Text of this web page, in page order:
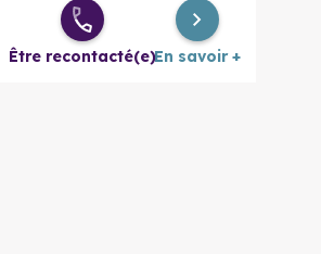
à partir de 399 600 €
Être recontacté(e)En savoir +